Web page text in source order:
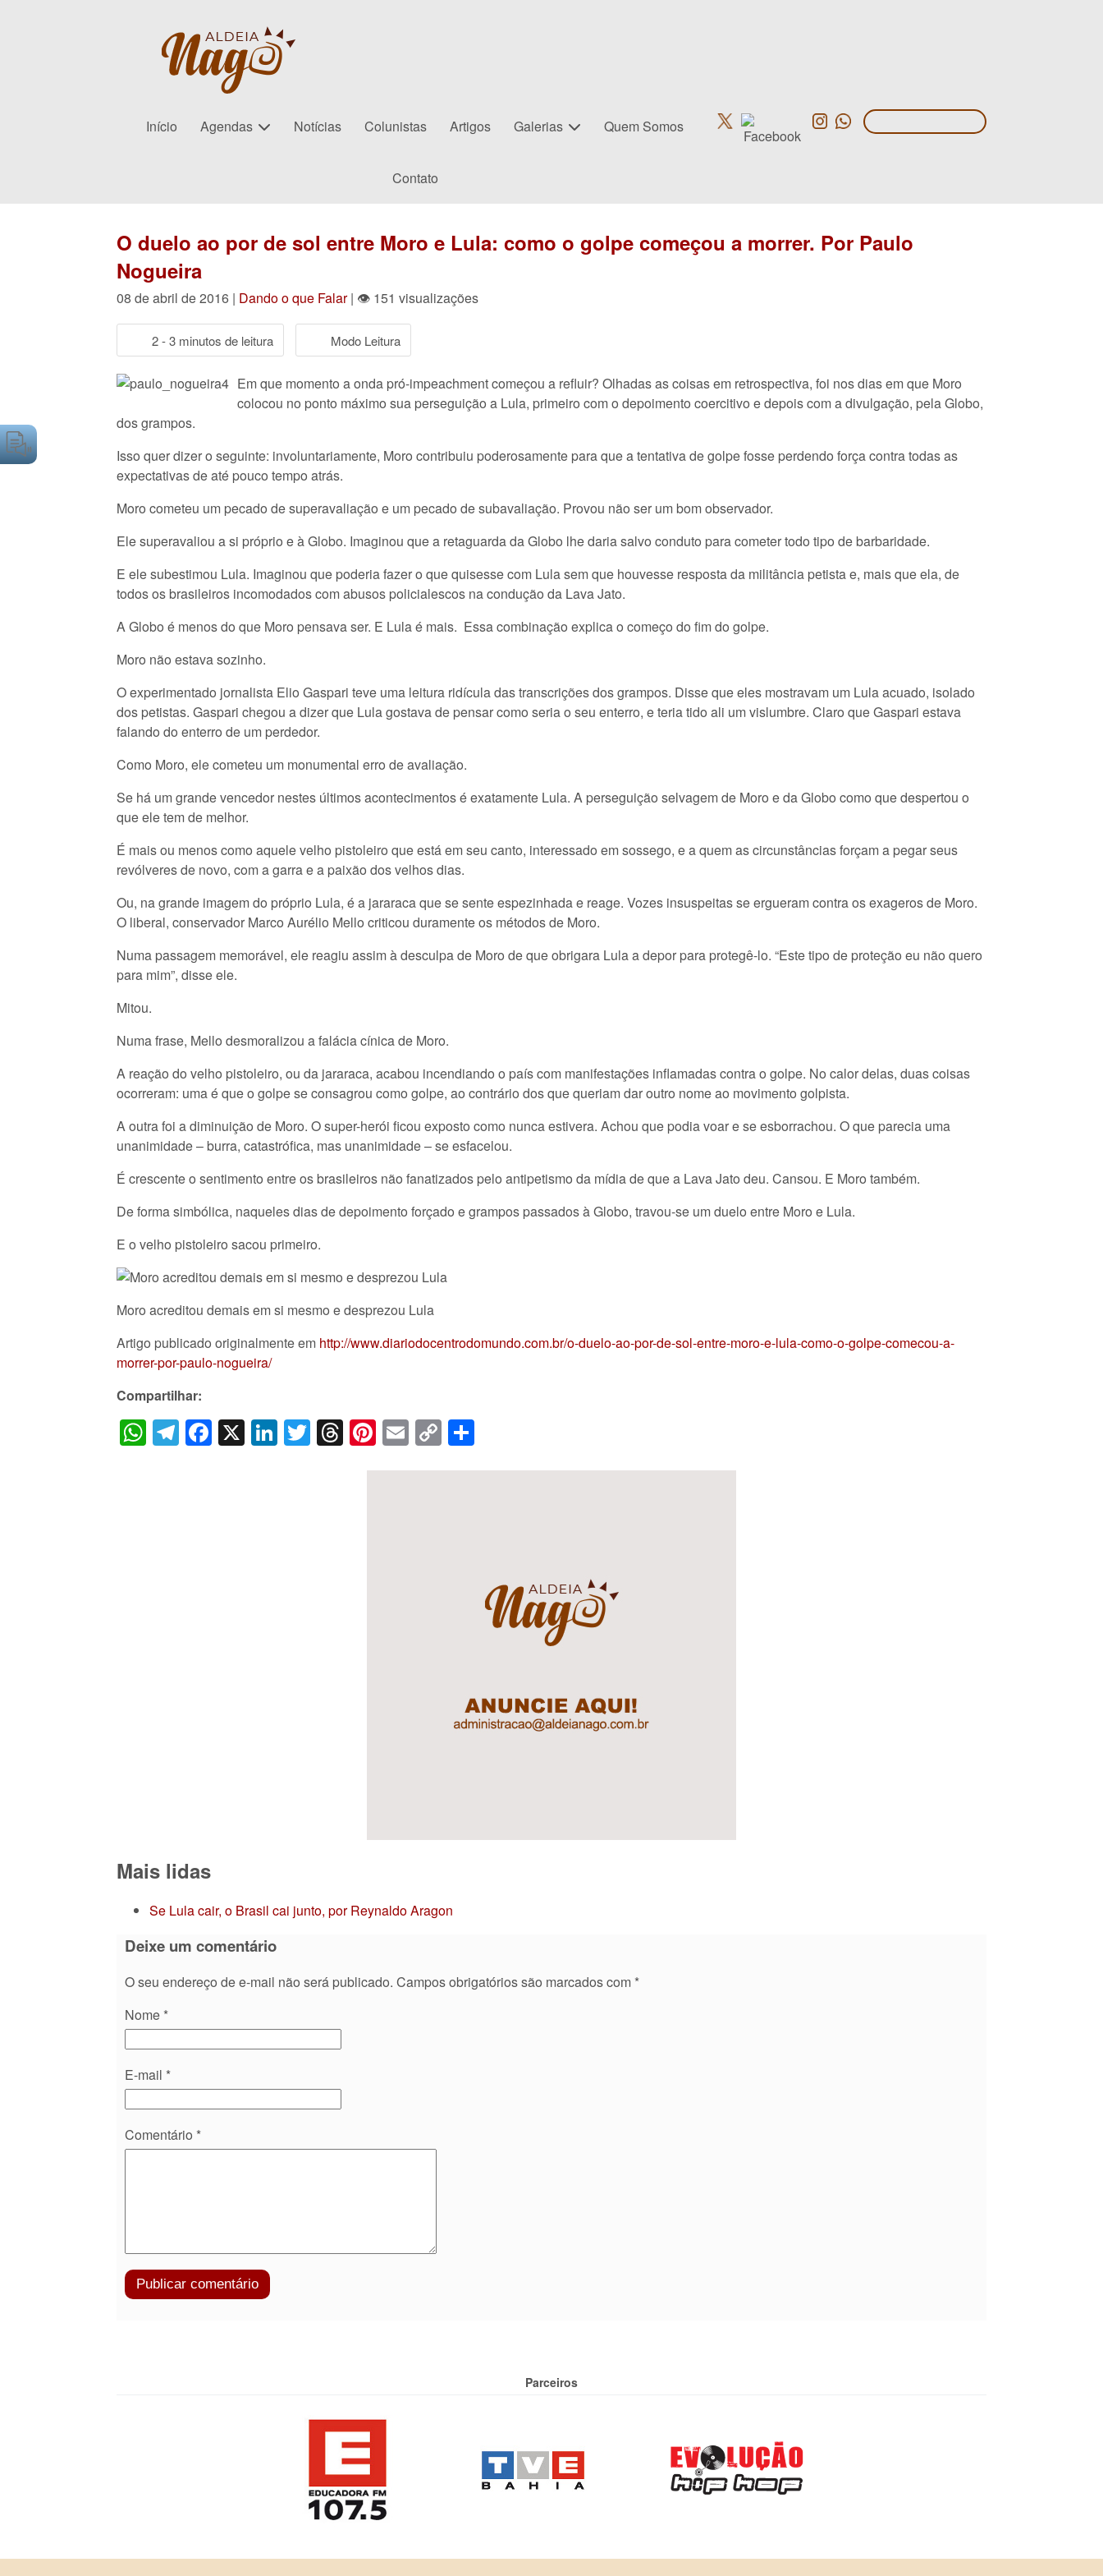
Início Agendas Notícias Colunistas Artigos Galerias Quem Somos
Contato
O duelo ao por de sol entre Moro e Lula: como o golpe começou a morrer. Por Paulo
Nogueira
08 de abril de 2016 | Dando o que Falar| 👁 151 visualizações
2 - 3 minutos de leitura Modo Leitura
Em que momento a onda pró-impeachment começou a refluir? Olhadas as coisas em retrospectiva, foi nos dias em que Moro
colocou no ponto máximo sua perseguição a Lula, primeiro com o depoimento coercitivo e depois com a divulgação, pela Globo,
dos grampos.
Isso quer dizer o seguinte: involuntariamente, Moro contribuiu poderosamente para que a tentativa de golpe fosse perdendo força contra todas as
expectativas de até pouco tempo atrás.
Moro cometeu um pecado de superavaliação e um pecado de subavaliação. Provou não ser um bom observador.
Ele superavaliou a si próprio e à Globo. Imaginou que a retaguarda da Globo lhe daria salvo conduto para cometer todo tipo de barbaridade.
E ele subestimou Lula. Imaginou que poderia fazer o que quisesse com Lula sem que houvesse resposta da militância petista e, mais que ela, de
todos os brasileiros incomodados com abusos policialescos na condução da Lava Jato.
A Globo é menos do que Moro pensava ser. E Lula é mais. Essa combinação explica o começo do fim do golpe.
Moro não estava sozinho.
O experimentado jornalista Elio Gaspari teve uma leitura ridícula das transcrições dos grampos. Disse que eles mostravam um Lula acuado, isolado
dos petistas. Gaspari chegou a dizer que Lula gostava de pensar como seria o seu enterro, e teria tido ali um vislumbre. Claro que Gaspari estava
falando do enterro de um perdedor.
Como Moro, ele cometeu um monumental erro de avaliação.
Se há um grande vencedor nestes últimos acontecimentos é exatamente Lula. A perseguição selvagem de Moro e da Globo como que despertou o
que ele tem de melhor.
É mais ou menos como aquele velho pistoleiro que está em seu canto, interessado em sossego, e a quem as circunstâncias forçam a pegar seus
revólveres de novo, com a garra e a paixão dos velhos dias.
Ou, na grande imagem do próprio Lula, é a jararaca que se sente espezinhada e reage. Vozes insuspeitas se ergueram contra os exageros de Moro.
O liberal, conservador Marco Aurélio Mello criticou duramente os métodos de Moro.
Numa passagem memorável, ele reagiu assim à desculpa de Moro de que obrigara Lula a depor para protegê-lo. “Este tipo de proteção eu não quero
para mim”, disse ele.
Mitou.
Numa frase, Mello desmoralizou a falácia cínica de Moro.
A reação do velho pistoleiro, ou da jararaca, acabou incendiando o país com manifestações inflamadas contra o golpe. No calor delas, duas coisas
ocorreram: uma é que o golpe se consagrou como golpe, ao contrário dos que queriam dar outro nome ao movimento golpista.
A outra foi a diminuição de Moro. O super-herói ficou exposto como nunca estivera. Achou que podia voar e se esborrachou. O que parecia uma
unanimidade – burra, catastrófica, mas unanimidade – se esfacelou.
É crescente o sentimento entre os brasileiros não fanatizados pelo antipetismo da mídia de que a Lava Jato deu. Cansou. E Moro também.
De forma simbólica, naqueles dias de depoimento forçado e grampos passados à Globo, travou-se um duelo entre Moro e Lula.
E o velho pistoleiro sacou primeiro.
Moro acreditou demais em si mesmo e desprezou Lula
Artigo publicado originalmente em http://www.diariodocentrodomundo.com.br/o-duelo-ao-por-de-sol-entre-moro-e-lula-como-o-golpe-comecou-a-
morrer-por-paulo-nogueira/
Compartilhar:
WhatsApp
Telegram
Facebook
X LinkedIn
Twitter
Threads
Pinterest
Email
Copy
Link
Mais lidas
Se Lula cair, o Brasil cai junto, por Reynaldo Aragon
Deixe um comentário
O seu endereço de e-mail não será publicado. Campos obrigatórios são marcados com *
Nome *
E-mail *
Comentário *
Parceiros